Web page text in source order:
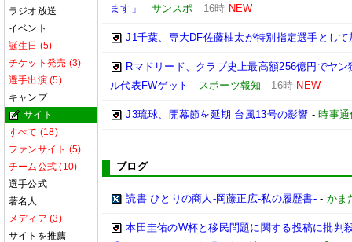
ラジオ放送
イベント
誕生日 (5)
チケット発売 (3)
選手出演 (5)
キャンプ
サイト
すべて (18)
ファンサイト (5)
チーム公式 (10)
選手公式
著名人
メディア (3)
サイトを推薦
ます」
- サンスポ - 16時 NEW
J1千葉、専大DF佐藤柚太が特別指定選手として
Rマドリード、クラブ史上最高額256億円でヤ
ル代表FWゲット - スポーツ報知 - 16時 NEW
J3琉球、開幕節を延期 台風13号の影響 -時事通
ブログ
読書 ひとりの商人-岡藤正広-私の履歴書-- かま
本田圭佑のW杯と移民問題に関する投稿に批判